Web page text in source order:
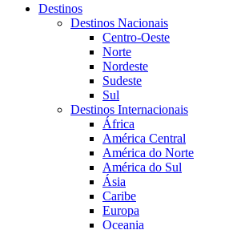
Destinos
Destinos Nacionais
Centro-Oeste
Norte
Nordeste
Sudeste
Sul
Destinos Internacionais
África
América Central
América do Norte
América do Sul
Ásia
Caribe
Europa
Oceania